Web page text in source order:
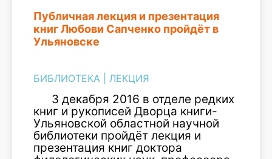
Публичная лекция и презентация
книг Любови Сапченко пройдёт в
Ульяновске
БИБЛИОТЕКА ЛЕКЦИЯ
3 декабря 2016 в отделе редких
книг и рукописей Дворца книги-
Ульяновской областной научной
библиотеки пройдёт лекция и
презентация книг доктора